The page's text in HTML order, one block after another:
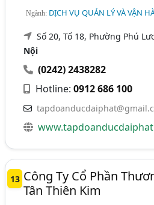
Ngành: DỊCH VỤ QUẢN LÝ VÀ VẬN
Số 20, Tổ 18, Phường Phú
Nội
(0242) 2438282
Hotline:0912 686 100
13 Công Ty Cổ Phần
Tân Thiên Kim